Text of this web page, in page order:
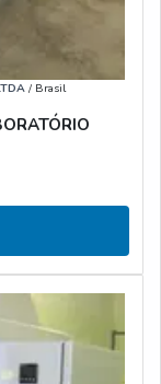
/ Brasil